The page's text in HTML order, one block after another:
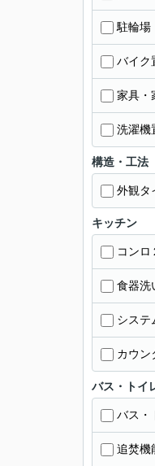
駐輪場
バイク
家具・
洗濯機
構造・工法
外観タ
キッチン
コンロ
食器洗
システ
カウン
バス・トイ
バス・
追焚機